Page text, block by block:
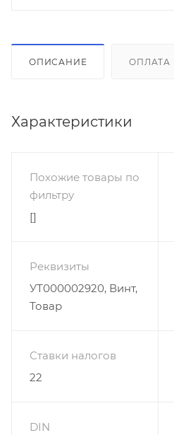
ОПИСАНИЕ ОПЛАТА
Характеристики
Похожие товары по
фильтру
[]
Реквизиты
УТ000002920, Винт,
Товар
Ставки налогов
22
DIN